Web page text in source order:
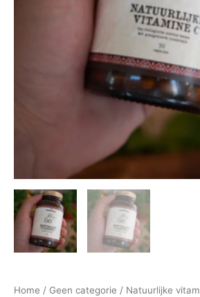
Home / Geen categorie / Natuurlijke